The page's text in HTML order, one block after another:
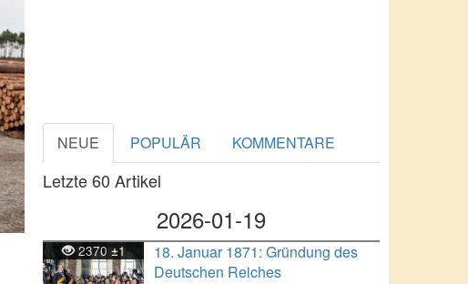
NEUE POPULÄR KOMMENTARE
Letzte 60 Artikel
2026-01-19
2370 ±1
18. Januar 1871: Gründung des
Deutschen Reiches